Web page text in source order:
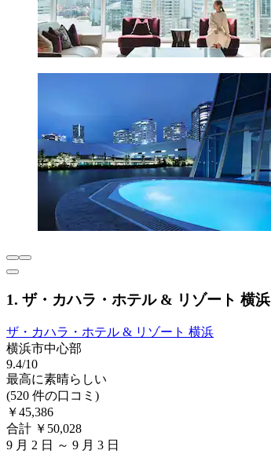
1. ザ・カハラ・ホテル & リゾート 横浜
ザ・カハラ・ホテル & リゾート 横浜
横浜市中心部
9.4/10
最高に素晴らしい
(520 件の口コミ)
￥45,386
合計 ￥50,028
9 月 2 日 ～ 9 月 3 日